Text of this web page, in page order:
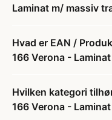
Laminat m/ massiv
Hvad er EAN /
166 Verona -
Hvilken kategori
166 Verona -